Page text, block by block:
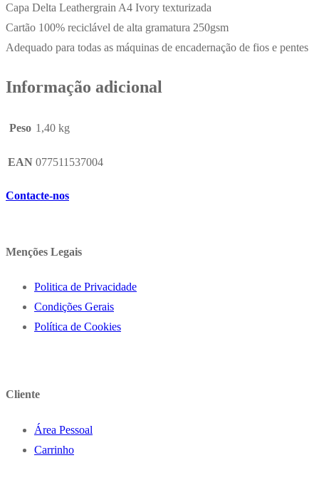
Capa Delta Leathergrain A4 Ivory texturizada
Cartão 100% reciclável de alta gramatura 250gsm
Adequado para todas as máquinas de encadernação de fios e pentes
Informação adicional
Peso 1,40 kg
EAN 077511537004
Contacte-nos
Menções Legais
Politica de Privacidade
Condições Gerais
Política de Cookies
Cliente
Área Pessoal
Carrinho